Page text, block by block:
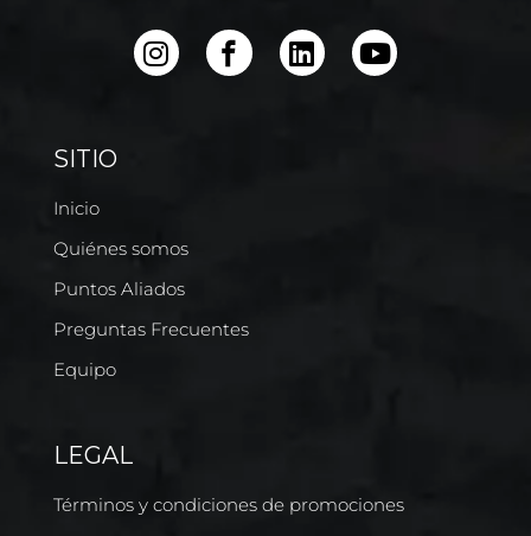
SITIO
Inicio
Quiénes somos
Puntos Aliados
Preguntas Frecuentes
Equipo
LEGAL
Términos y condiciones de promociones